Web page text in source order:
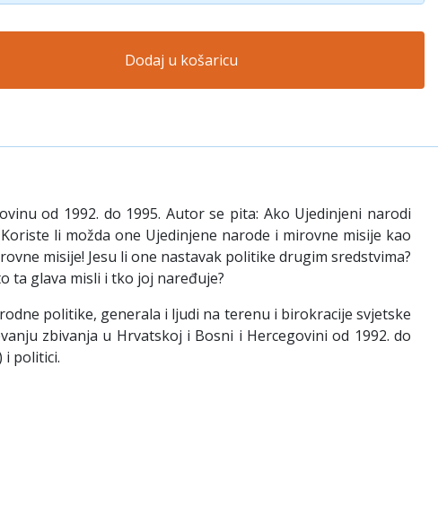
Dodaj u košaricu
od 1992. do 1995. Autor se pita: Ako Ujedinjeni narodi
li možda one Ujedinjene narode i mirovne misije kao
misije! Jesu li one nastavak politike drugim sredstvima?
ta glava misli i tko joj naređuje?
politike, generala i ljudi na terenu i birokracije svjetske
zbivanja u Hrvatskoj i Bosni i Hercegovini od 1992. do
i politici.